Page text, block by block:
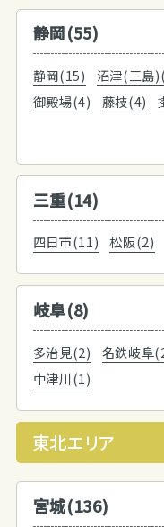
静岡(55)
静岡(15) 沼津(三島
御殿場(4)
藤枝(4)
三重(14)
四日市(11) 松阪(2)
岐阜(8)
多治見(2) 名鉄岐阜
中津川(1)
東北エリア
宮城(136)